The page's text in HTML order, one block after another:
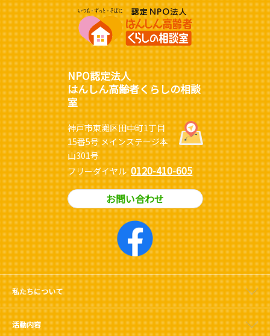
NPO認定法人
はんしん高齢者くらしの相談
室
神戸市東灘区田中町1丁目
15番5号 メインステージ本
山301号
フリーダイヤル 0120-410-605
お問い合わせ
私たちについて
活動内容